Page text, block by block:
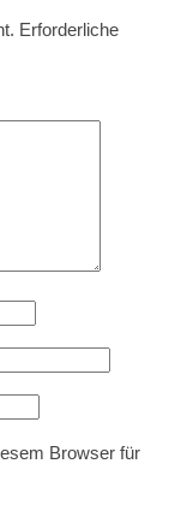
Erforderliche
Browser für